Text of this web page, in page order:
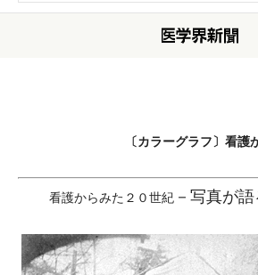
〔カラーグラフ〕看護
看護からみた２０世紀 －写真が